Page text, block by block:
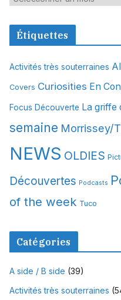
c
v
e
Étiquettes
Activités très souterraines
Covers Curiosities En
Focus Découverte La griffe
semaine Morrissey/
NEWS OLDIES
Découvertes Podcasts
of the week Tuco
Catégories
A side / B side (39)
Activités très souterraines